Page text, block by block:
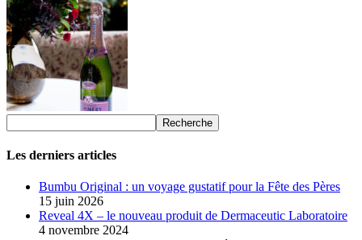
Les derniers articles
Bumbu Original : un voyage gustatif pour la Fête des Pères
15 juin 2026
Reveal 4X – le nouveau produit de Dermaceutic Laboratoire
4 novembre 2024